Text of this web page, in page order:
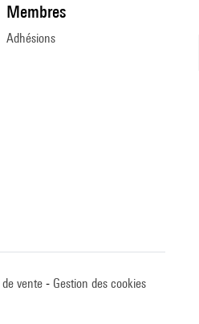
Membres
Adhésions
vente Gestion des cookies